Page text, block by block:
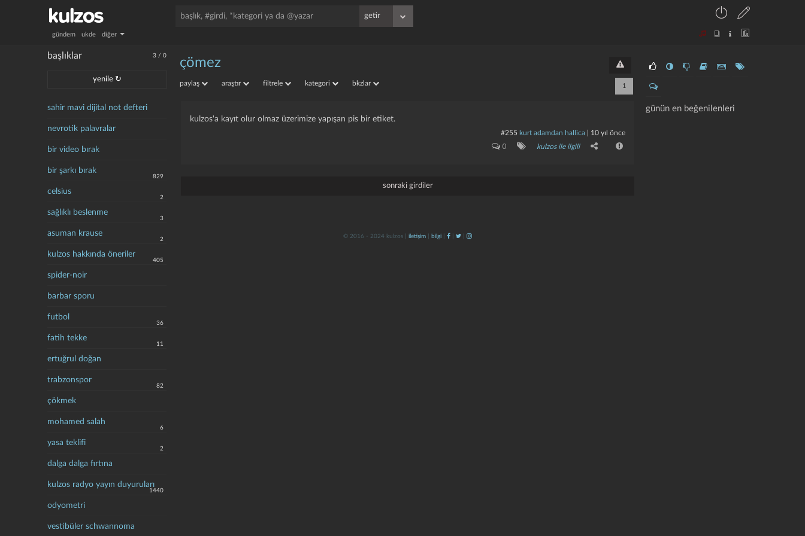
gündem ukde diğer
3 /0
başlıklar
yenile ↻
sahir mavi dijital not defteri
nevrotik palavralar
bir video bırak
bir şarkı bırak
829
celsius
2
sağlıklı beslenme
3
asuman krause
2
kulzos hakkında öneriler
405
spider-noir
barbar sporu
futbol
36
fatih tekke
11
ertuğrul doğan
trabzonspor
82
çökmek
mohamed salah
6
yasa teklifi
2
dalga dalga fırtına
kulzos radyo yayın duyuruları
1440
odyometri
vestibüler schwannoma
günün en beğenilenleri
çömez
paylaş araştır filtrele kategori bkzlar 1
kulzos'a kayıt olur olmaz üzerimize yapışan pis bir etiket.
#255 kurt adamdan hallica| 10 yıl önce
0 kulzos ile ilgili
sonraki girdiler
© 2016 - 2024 kulzos | iletişim bilgi